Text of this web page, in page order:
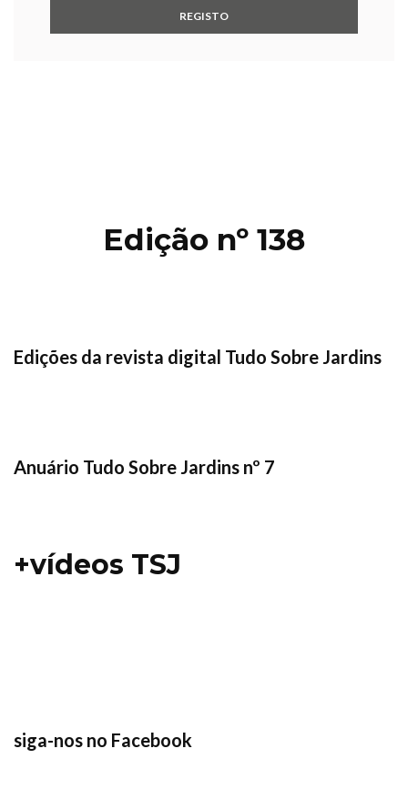
Edição nº 138
Edições da revista digital Tudo Sobre Jardins
Anuário Tudo Sobre Jardins nº 7
+vídeos TSJ
siga-nos no Facebook